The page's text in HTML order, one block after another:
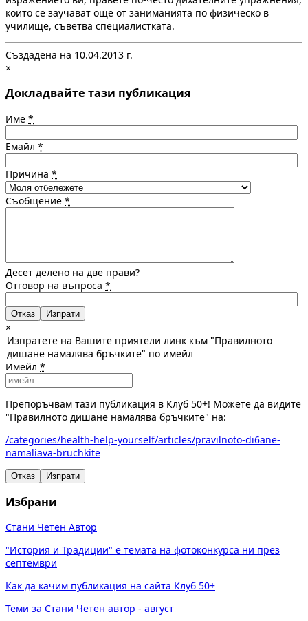
които се заучават още от заниманията по физическо в
училище, съветва специалистката.
Създадена на 10.04.2013 г.
×
Докладвайте тази публикация
Име *
Емайл *
Причина *
Съобщение *
Десет делено на две прави?
Отговор на въпроса *
Отказ
×
Изпратете на Вашите приятели линк към "Правилното
дишане намалява бръчките" по имейл
Имейл *
Препоръчвам тази публикация в Клуб 50+! Можете да видите
"Правилното дишане намалява бръчките" на:
/categories/health-help-yourself/articles/pravilnoto-di6ane-
namaliava-bruchkite
Отказ Изпрати
Избрани
Стани Четен Автор
"История и Традиции" е темата на фотоконкурса ни през
септември
Как да качим публикация на сайта Клуб 50+
Теми за Стани Четен автор - август